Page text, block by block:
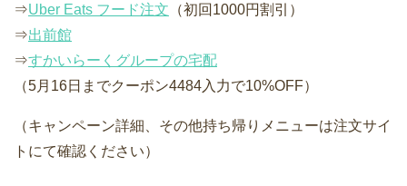
⇒Uber Eats フード注文 （初回1000円割引）
⇒出前館
⇒すかいらーくグループの宅配
（5月16日までクーポン4484入力で10%OFF）
（キャンペーン詳細、その他持ち帰りメニューは注文サイ
トにて確認ください）